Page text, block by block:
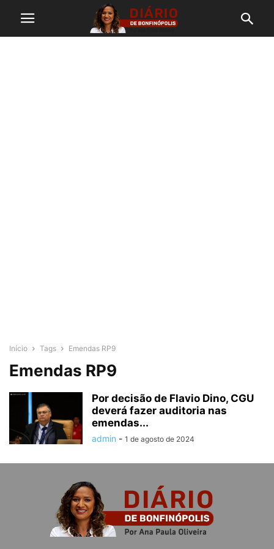
Início Tags Emendas RP9
Emendas RP9
Por decisão de Flavio Dino, CGU
deverá fazer auditoria nas
emendas...
admin - 1 de agosto de 2024